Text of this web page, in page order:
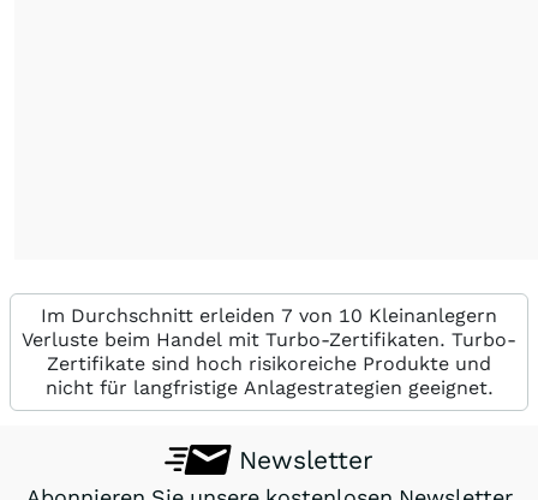
Im Durchschnitt erleiden 7 von 10 Kleinanlegern
Verluste beim Handel mit Turbo-Zertifikaten. Turbo-
Zertifikate sind hoch risikoreiche Produkte und
nicht für langfristige Anlagestrategien geeignet.
Newsletter